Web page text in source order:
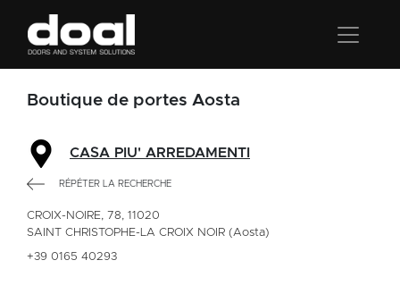
Boutique de portes Aosta
CASA PIU' ARREDAMENTI
RÉPÉTER LA RECHERCHE
CROIX-NOIRE, 78, 11020
SAINT CHRISTOPHE-LA CROIX NOIR (Aosta)
+39 0165 40293